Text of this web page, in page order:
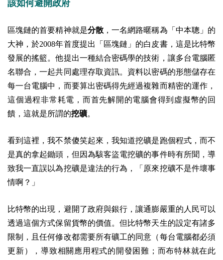
該如何避開政府
區塊鏈的首要精神就是分散，一名網路暱稱為「中本聰」的
大神，於2008年首度提出「區塊鏈」的白皮書，這是比特幣
發展的搖籃。他提出一種結合密碼學的技術，讓多台電腦匿
名聯合，一起共同處理存取資訊。資料以密碼的形態儲存在
每一台電腦中，而要算出密碼得先經過複雜而精密的運作，
這個過程非常耗電，而首先解開的電腦會得到虛擬幣的回
饋，這就是所謂的挖礦。
看到這裡，我不禁傻笑起來，我知道挖礦是跑個程式，而不
是真的拿起鋤頭，但因為駭客盜電挖礦的事件時有所聞 ，導
致我一直誤以為挖礦是違法的行為，
「原來挖礦不是件壞事
情啊？」
比特幣的出現，避開了政府與銀行，讓通膨嚴重的人民可以
透過這個方式保留貨幣的價值。但比特幣天生的設定有諸多
限制，且任何修改都需要所有礦工的同意（每台電腦都必須
更新），導致相關應用程式的開發困難；而布特林就在此